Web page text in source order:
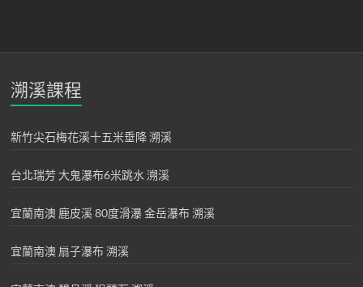
溯溪課程
新竹尖石梅花溪十五米垂降 溯溪
台北瑞芳 大鬼瀑布6米跳水 溯溪
宜蘭南澳 鹿皮溪 80度滑瀑 金岳瀑布 溯溪
宜蘭南澳 扇子瀑布 溯溪